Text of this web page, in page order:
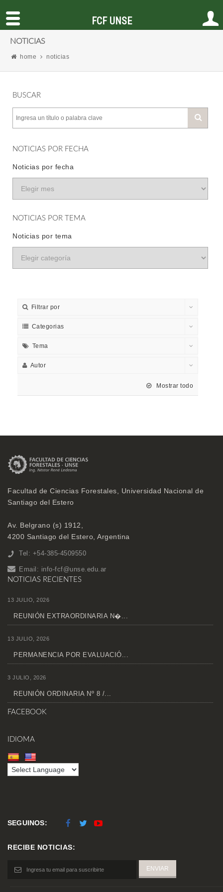
NOTICIAS
home noticias
BUSCAR
NOTICIAS POR FECHA
Noticias por fecha
NOTICIAS POR TEMA
Noticias por tema
Filtrar por
Categorias
Tema
Autor
Mostrar todo
Facultad de Ciencias Forestales, Universidad Nacional de
Santiago del Estero
Av. Belgrano (s) 1912,
4200 Santiago del Estero, Argentina
Tel: +54-385-4509550
Email: info-fcf@unse.edu.ar
NOTICIAS RECIENTES
13 JULIO, 2026
REUNIÓN EXTRAORDINARIA N�...
13 JULIO, 2026
PERMANENCIA POR EVALUACIÓ...
3 JULIO, 2026
REUNIÓN ORDINARIA Nº 8 /...
FACEBOOK
IDIOMA
SEGUINOS:
RECIBE NOTICIAS:
FCF UNSE